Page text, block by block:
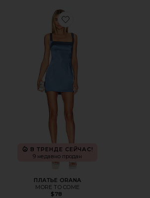
Favorite ПЛАТЬЕ ORANA
В ТРЕНДЕ СЕЙЧАС!
9 недавно продан
ПЛАТЬЕ ORANA
MORE TO COME
$78